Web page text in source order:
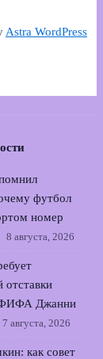
Astra WordPress
футбол
номер
8 августа, 2026
отставки
ФИФА Джанни
7 августа, 2026
как совет